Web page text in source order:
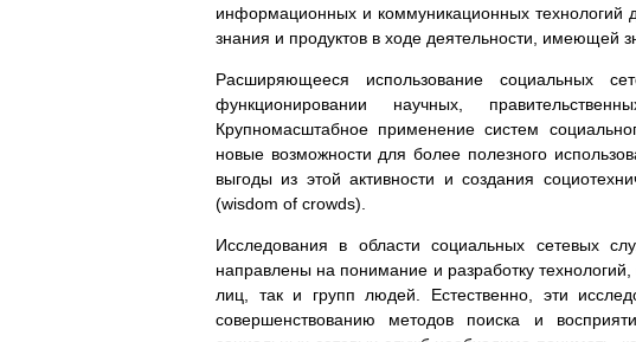
информационных и коммуникационных технологий
знания и продуктов в ходе деятельности, имеющей
Расширяющееся использование социальных
функционировании научных,
Крупномасштабное применение систем
новые возможности для более полезного
выгоды из этой активности и создания
(wisdom of crowds).
Исследования в области социальных сетевых
направлены на понимание и разработку
лиц, так и групп людей. Естественно, эти
совершенствованию методов поиска и